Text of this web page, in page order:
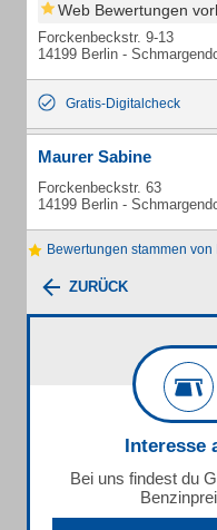
Web Bewertungen
Forckenbeckstr. 9-13
14199 Berlin -
Gratis-Digitalcheck
Maurer Sabine
Forckenbeckstr. 63
14199 Berlin -
Bewertungen stammen von
ZURÜCK
Interesse
Bei uns findest du